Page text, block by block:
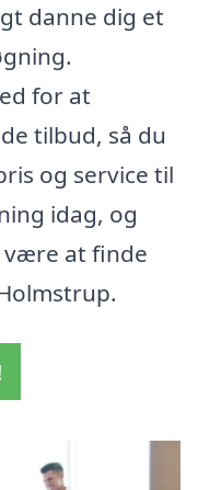
danne dig et
for at
tilbud, så du
og service til
idag, og
være at finde